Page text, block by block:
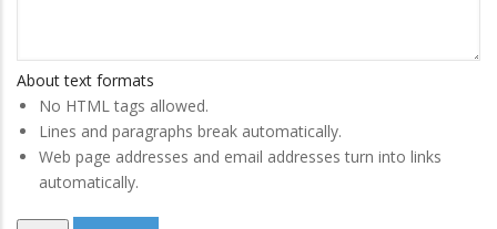
About text formats
No HTML tags allowed.
Lines and paragraphs break automatically.
Web page addresses and email addresses turn into links
automatically.